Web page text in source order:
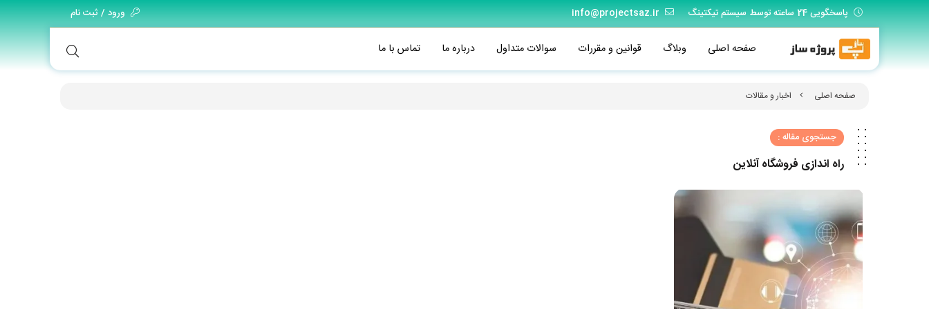
پاسخگویی 24 ساعته توسط سیستم تیکتینگ info@projectsaz.ir ورود / ثبت نام
صفحه اصلی وبلاگ قوانین و مقررات سوالات متداول درباره ما تماس با ما
صفحه اصلی اخبار و مقالات
جستجوی مقاله :
راه اندازی فروشگاه آنلاین